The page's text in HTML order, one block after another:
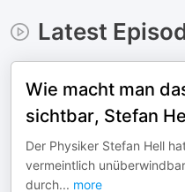
Latest
Wie macht man
sichtbar, Stefan
Der Physiker Stefan Hell
vermeintlich
durch... more